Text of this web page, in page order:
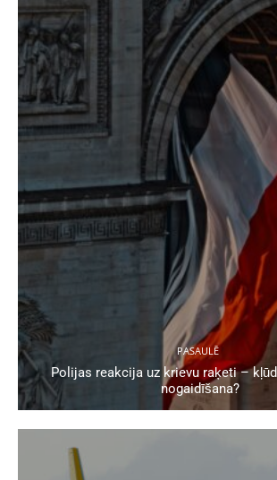
PASAULĒ
Polijas reakcija uz krievu raķeti –
nogaidīšana?